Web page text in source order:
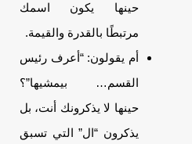
حينها يكون اسمك
مرتبطًا بالقدرة والقيمة.
أم يقولون: “أعرف رئيس
القسم… بيمشيها”؟
حينها لا يذكرونك أنت، بل
يذكرون “ال” التي تسبق